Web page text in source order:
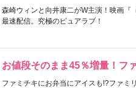
森崎ウィンと向井康二がW主演！映画『
最速配信。究極のピュアラブ！
お値段そのまま45％増量！フ
ファミチキにお弁当にアイスも!?ファミ